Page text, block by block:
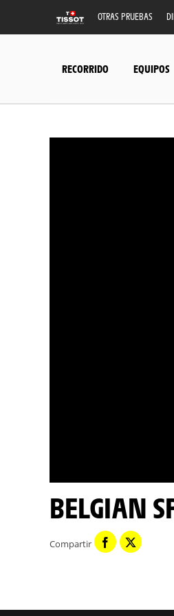
OTRAS PRUEBAS
RECORRIDO EQUIPOS
BELGIAN
Compartir